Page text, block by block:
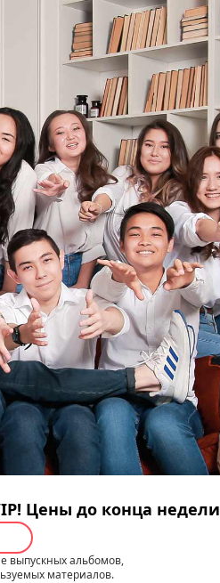
Цены до конца недели
выпускных альбомов,
материалов.